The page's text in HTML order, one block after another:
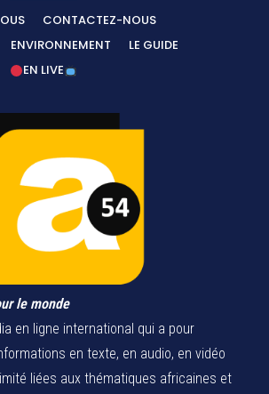
CONTACTEZ-NOUS
ENVIRONNEMENT
LE GUIDE
EN LIVE
le monde
en ligne international qui a pour
en texte, en audio, en vidéo
liées aux thématiques africaines et